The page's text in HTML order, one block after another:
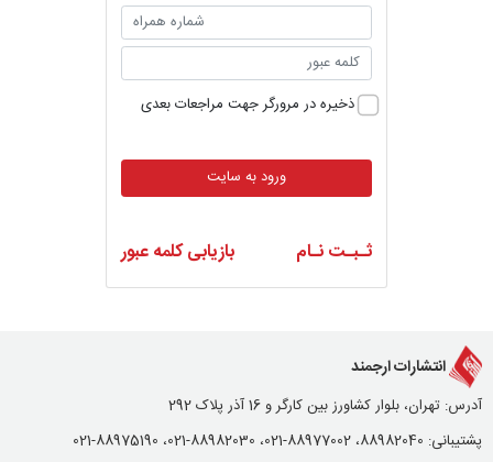
ذخیره در مرورگر جهت مراجعات بعدی
ورود به سایت
ثـبـت نـام بازیابی کلمه عبور
انتشارات ارجمند
آدرس: تهران، بلوار کشاورز بین کارگر و 16 آذر پلاک 292
پشتیبانی: 88982040، 88977002-021، 88982030-021، 88975190-021